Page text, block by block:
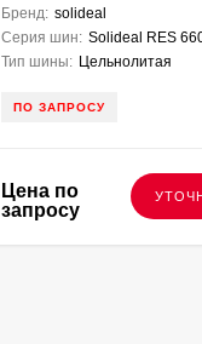
Бренд: solideal
Серия шин: Solideal RES
Тип шины: Цельнолитая
ПО ЗАПРОСУ
Цена по
запросу